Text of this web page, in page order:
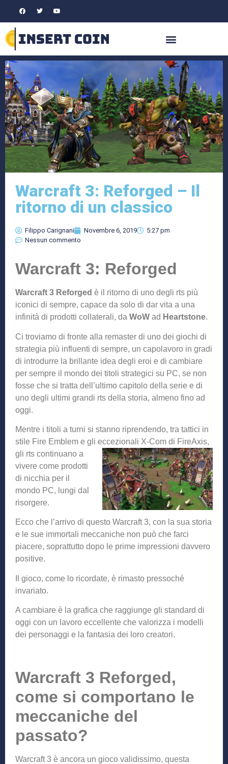
Warcraft 3: Reforged – Il
ritorno di un classico
Filippo Carignani Novembre 6, 2019
5:27 pm
Nessun commento
Warcraft 3: Reforged
Warcraft 3 Reforged è il ritorno di uno degli rts più
iconici di sempre, capace da solo di dar vita a una
infinità di prodotti collaterali, da WoW ad Heartstone.
Ci troviamo di fronte alla remaster di uno dei giochi di
strategia più influenti di sempre, un capolavoro in gradi
di introdurre la brillante idea degli eroi e di cambiare
per sempre il mondo dei titoli strategici su PC, se non
fosse che si tratta dell’ultimo capitolo della serie e di
uno degli ultimi grandi rts della storia, almeno fino ad
oggi.
Mentre i titoli a turni si stanno riprendendo, tra tattici in
stile Fire Emblem e gli eccezionali X-Com di FireAxis,
gli rts continuano a
vivere come prodotti
di nicchia per il
mondo PC, lungi dal
risorgere.
Ecco che l’arrivo di questo Warcraft 3, con la sua storia
e le sue immortali meccaniche non può che farci
piacere, soprattutto dopo le prime impressioni davvero
positive.
Il gioco, come lo ricordate, è rimasto pressoché
invariato.
A cambiare è la grafica che raggiunge gli standard di
oggi con un lavoro eccellente che valorizza i modelli
dei personaggi e la fantasia dei loro creatori.
Warcraft 3 Reforged,
come si comportano le
meccaniche del
passato?
Warcraft 3 è ancora un gioco validissimo, questa